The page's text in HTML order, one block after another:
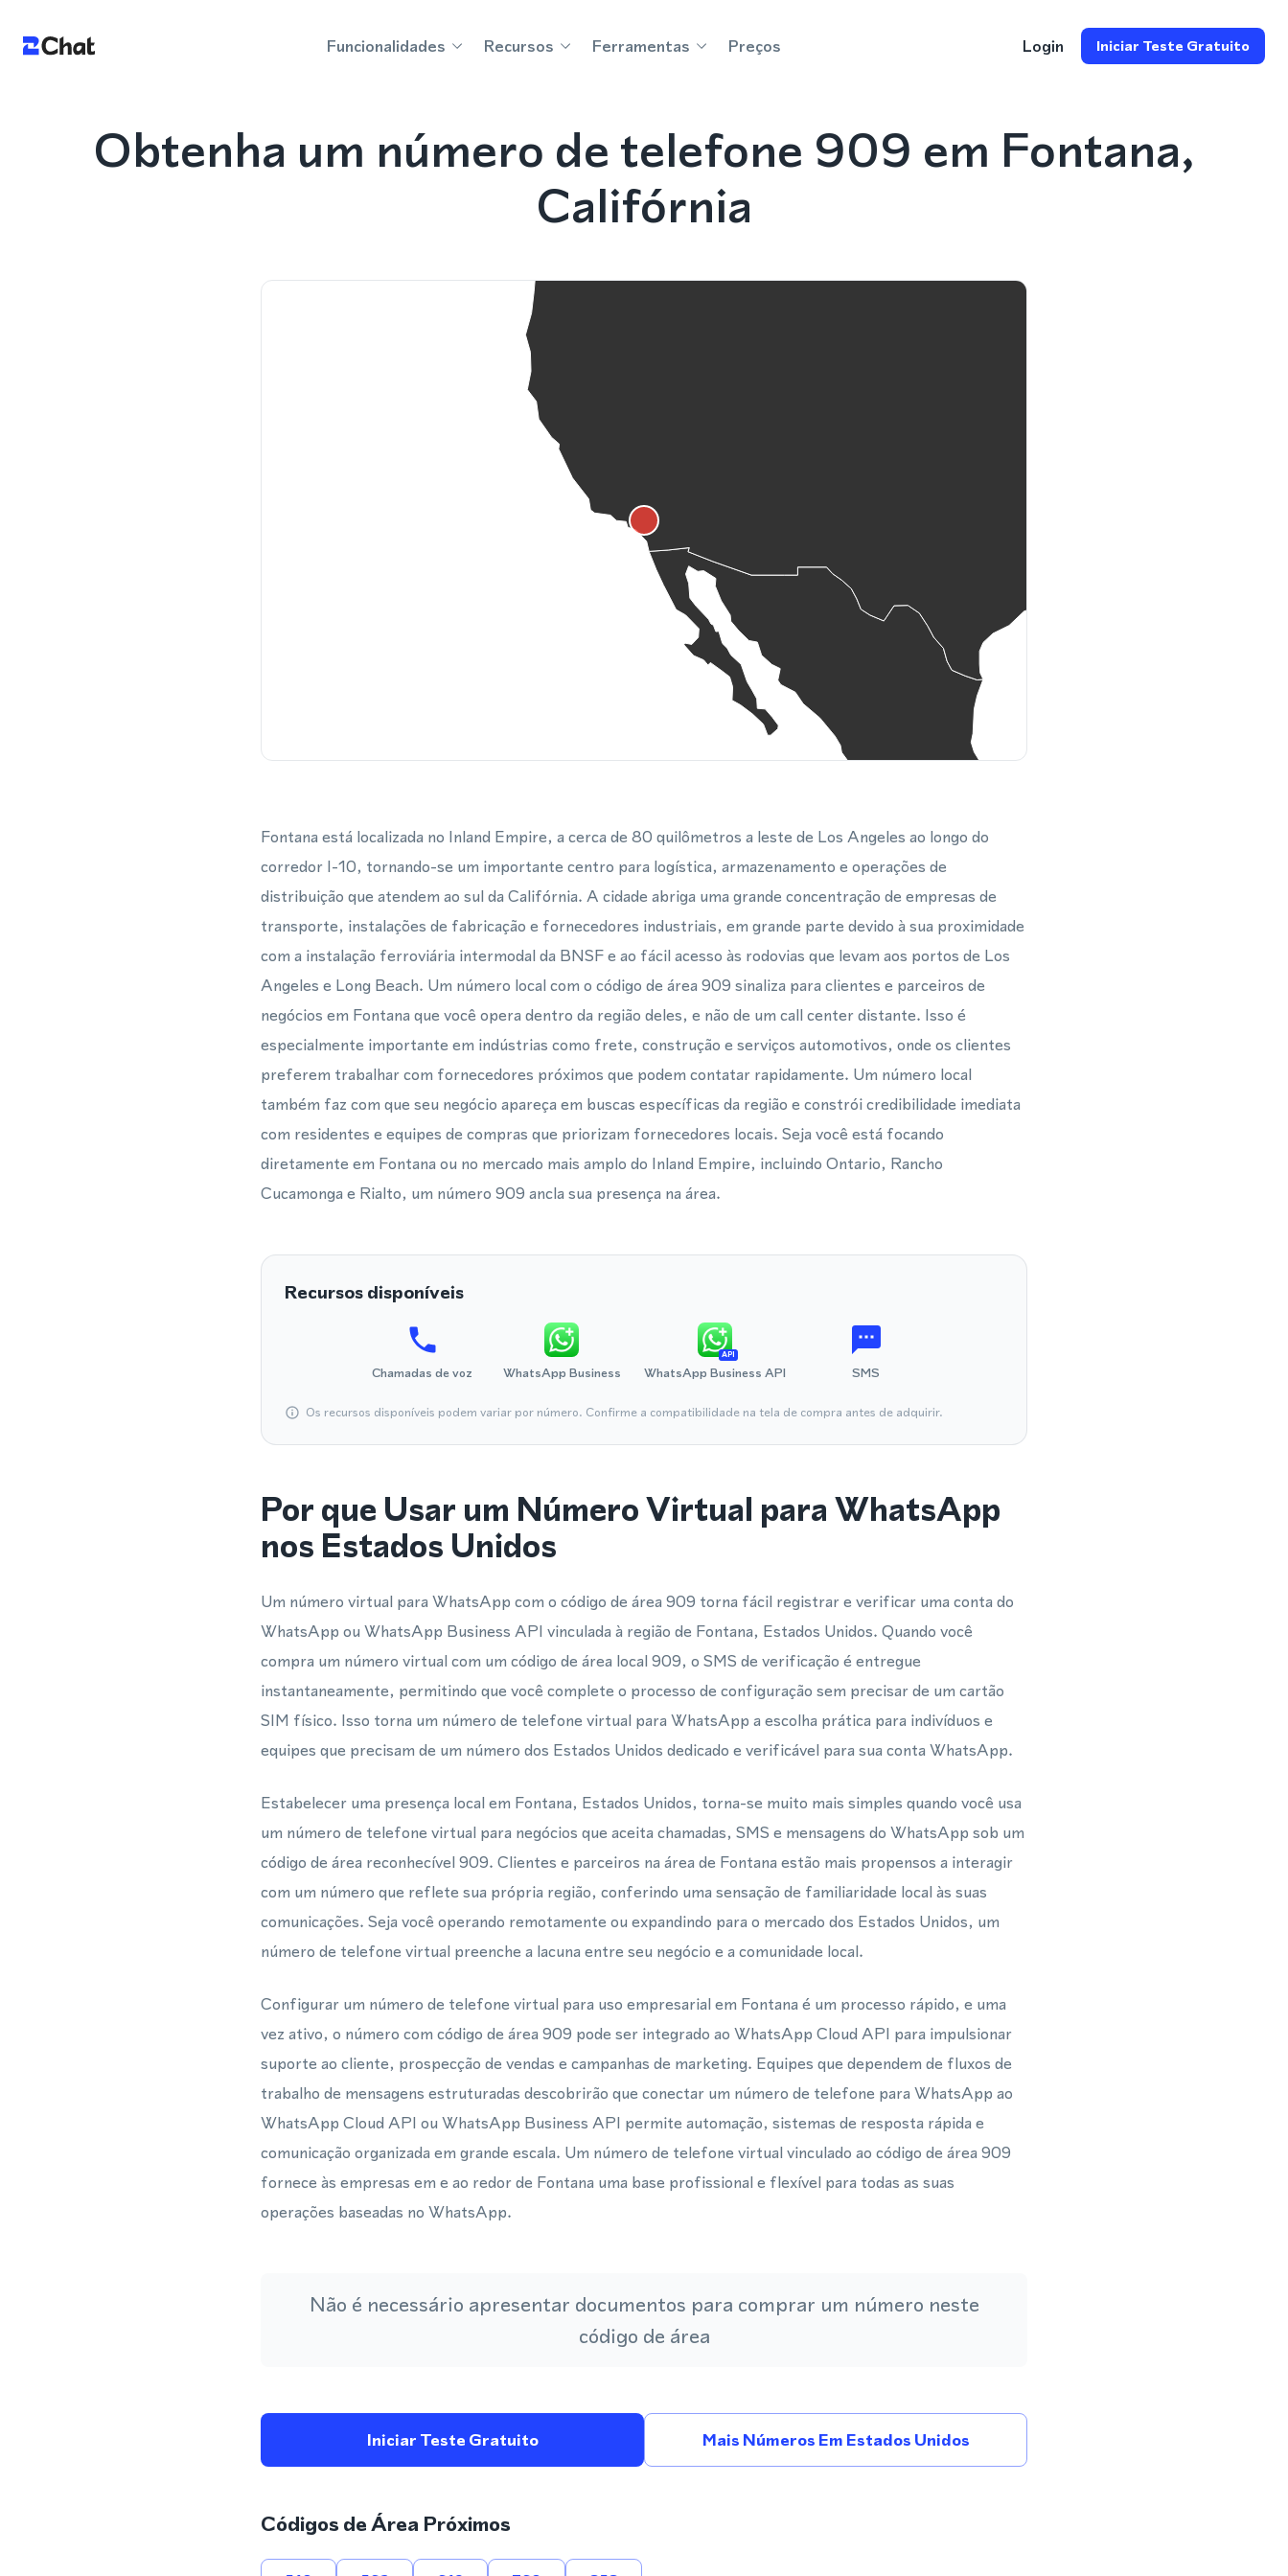
Funcionalidades Recursos Ferramentas Preços Login Iniciar Teste Gratuito
Obtenha um número de telefone 909 em Fontana,
Califórnia
Fontana está localizada no Inland Empire, a cerca de 80 quilômetros a leste de Los Angeles ao longo do
corredor I-10, tornando-se um importante centro para logística, armazenamento e operações de
distribuição que atendem ao sul da Califórnia. A cidade abriga uma grande concentração de empresas de
transporte, instalações de fabricação e fornecedores industriais, em grande parte devido à sua proximidade
com a instalação ferroviária intermodal da BNSF e ao fácil acesso às rodovias que levam aos portos de Los
Angeles e Long Beach. Um número local com o código de área 909 sinaliza para clientes e parceiros de
negócios em Fontana que você opera dentro da região deles, e não de um call center distante. Isso é
especialmente importante em indústrias como frete, construção e serviços automotivos, onde os clientes
preferem trabalhar com fornecedores próximos que podem contatar rapidamente. Um número local
também faz com que seu negócio apareça em buscas específicas da região e constrói credibilidade imediata
com residentes e equipes de compras que priorizam fornecedores locais. Seja você está focando
diretamente em Fontana ou no mercado mais amplo do Inland Empire, incluindo Ontario, Rancho
Cucamonga e Rialto, um número 909 ancla sua presença na área.
Recursos disponíveis
Chamadas de voz WhatsApp Business
API
WhatsApp Business API SMS
Os recursos disponíveis podem variar por número. Confirme a compatibilidade na tela de compra antes de adquirir.
Por que Usar um Número Virtual para WhatsApp
nos Estados Unidos
Um número virtual para WhatsApp com o código de área 909 torna fácil registrar e verificar uma conta do
WhatsApp ou WhatsApp Business API vinculada à região de Fontana, Estados Unidos. Quando você
compra um número virtual com um código de área local 909, o SMS de verificação é entregue
instantaneamente, permitindo que você complete o processo de configuração sem precisar de um cartão
SIM físico. Isso torna um número de telefone virtual para WhatsApp a escolha prática para indivíduos e
equipes que precisam de um número dos Estados Unidos dedicado e verificável para sua conta WhatsApp.
Estabelecer uma presença local em Fontana, Estados Unidos, torna-se muito mais simples quando você usa
um número de telefone virtual para negócios que aceita chamadas, SMS e mensagens do WhatsApp sob um
código de área reconhecível 909. Clientes e parceiros na área de Fontana estão mais propensos a interagir
com um número que reflete sua própria região, conferindo uma sensação de familiaridade local às suas
comunicações. Seja você operando remotamente ou expandindo para o mercado dos Estados Unidos, um
número de telefone virtual preenche a lacuna entre seu negócio e a comunidade local.
Configurar um número de telefone virtual para uso empresarial em Fontana é um processo rápido, e uma
vez ativo, o número com código de área 909 pode ser integrado ao WhatsApp Cloud API para impulsionar
suporte ao cliente, prospecção de vendas e campanhas de marketing. Equipes que dependem de fluxos de
trabalho de mensagens estruturadas descobrirão que conectar um número de telefone para WhatsApp ao
WhatsApp Cloud API ou WhatsApp Business API permite automação, sistemas de resposta rápida e
comunicação organizada em grande escala. Um número de telefone virtual vinculado ao código de área 909
fornece às empresas em e ao redor de Fontana uma base profissional e flexível para todas as suas
operações baseadas no WhatsApp.
Não é necessário apresentar documentos para comprar um número neste
código de área
Iniciar Teste Gratuito Mais Números Em Estados Unidos
Códigos de Área Próximos